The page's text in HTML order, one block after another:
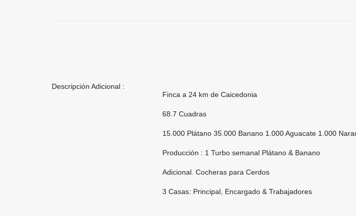
Descripción Adicional :
Finca a 24 km de Caicedonia
68.7 Cuadras
15.000 Plátano 35.000 Banano 1.000 Aguacate 1.000
Producción : 1 Turbo semanal Plátano & Banano
Adicional. Cocheras para Cerdos
3 Casas: Principal, Encargado & Trabajadores